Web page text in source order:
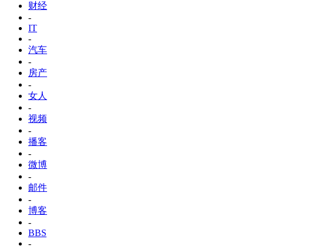
财经
-
IT
-
汽车
-
房产
-
女人
-
视频
-
播客
-
微博
-
邮件
-
博客
-
BBS
-